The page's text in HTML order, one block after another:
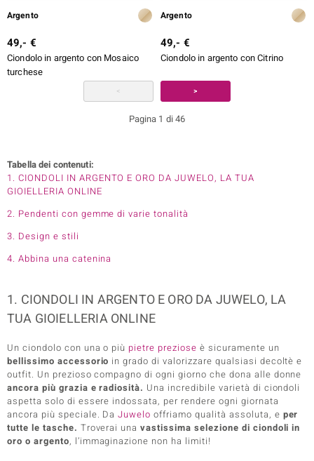
Argento
49,- €
Ciondolo in argento con Mosaico
turchese
Argento
49,- €
Ciondolo in argento con Citrino
< >
Pagina 1 di 46
Tabella dei contenuti:
1. CIONDOLI IN ARGENTO E ORO DA JUWELO, LA TUA
GIOIELLERIA ONLINE
2. Pendenti con gemme di varie tonalità
3. Design e stili
4. Abbina una catenina
1. CIONDOLI IN ARGENTO E ORO DA JUWELO, LA
TUA GIOIELLERIA ONLINE
Un ciondolo con una o più pietre preziose è sicuramente un
bellissimo accessorio in grado di valorizzare qualsiasi decoltè e
outfit. Un prezioso compagno di ogni giorno che dona alle donne
ancora più grazia e radiosità. Una incredibile varietà di ciondoli
aspetta solo di essere indossata, per rendere ogni giornata
ancora più speciale. DaJuwelo offriamo qualità assoluta, e per
tutte le tasche. Troverai unavastissima selezione di ciondoli in
oro o argento, l’immaginazione non ha limiti!